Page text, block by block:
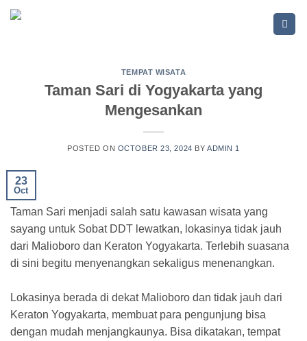
Skip
TEMPAT WISATA
Taman Sari di Yogyakarta yang
Mengesankan
POSTED ON OCTOBER 23, 2024 BY ADMIN 1
23
Oct
Taman Sari menjadi salah satu kawasan wisata yang
sayang untuk Sobat DDT lewatkan, lokasinya tidak jauh
dari Malioboro dan Keraton Yogyakarta. Terlebih suasana
di sini begitu menyenangkan sekaligus menenangkan.
Lokasinya berada di dekat Malioboro dan tidak jauh dari
Keraton Yogyakarta, membuat para pengunjung bisa
dengan mudah menjangkaunya. Bisa dikatakan, tempat